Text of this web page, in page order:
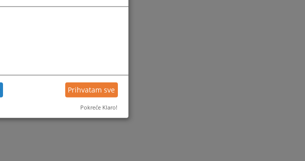
Prihvatam sve
Pokreće Klaro!